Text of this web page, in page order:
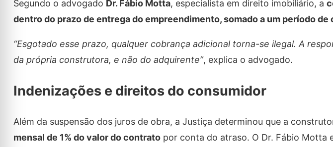
Segundo o advogado Dr. Fábio Motta, especialista em direito imobiliário, a
dentro do prazo de entrega do empreendimento, somado a um período de
“Esgotado esse prazo, qualquer cobrança adicional torna-se ilegal. A
da própria construtora, e não do adquirente”, explica o advogado.
Indenizações e direitos do consumidor
Além da suspensão dos juros de obra, a Justiça determinou que a
mensal de 1% do valor do contratopor conta do atraso. O Dr. Fábio Motta